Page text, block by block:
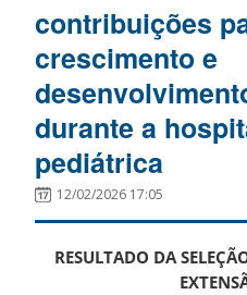
contribuições
crescimento e
durante a
pediátrica
12/02/2026 17:05
RESULTADO DA